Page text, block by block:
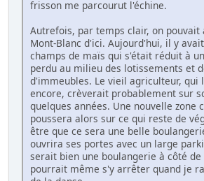
frisson me parcourut l'échine.
Autrefois, par temps clair, on pouvait
Mont-Blanc d'ici. Aujourd'hui, il y
champs de maïs qui s'était réduit à
perdu au milieu des lotissements et
d'immeubles. Le vieil agriculteur, qui
encore, crèverait probablement sur
quelques années. Une nouvelle zone
poussera alors sur ce qui reste de
être que ce sera une belle
ouvrira ses portes avec un large
serait bien une boulangerie à côté
pourrait même s'y arrêter quand je